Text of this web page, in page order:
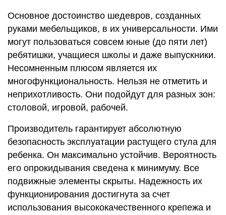
Основное достоинство шедевров, созданных
руками мебельщиков, в их универсальности. Ими
могут пользоваться совсем юные (до пяти лет)
ребятишки, учащиеся школы и даже выпускники.
Несомненным плюсом является их
многофункциональность. Нельзя не отметить и
неприхотливость. Они подойдут для разных зон:
столовой, игровой, рабочей.
Производитель гарантирует абсолютную
безопасность эксплуатации растущего стула для
ребенка. Он максимально устойчив. Вероятность
его опрокидывания сведена к минимуму. Все
подвижные элементы скрыты. Надежность их
функционирования достигнута за счет
использования высококачественного крепежа и